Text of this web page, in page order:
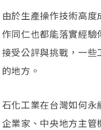
由於生產操作技術高
作同仁也都能落實經
接受公評與挑戰，一
的地方。
石化工業在台灣如何永
企業家、中央地方主